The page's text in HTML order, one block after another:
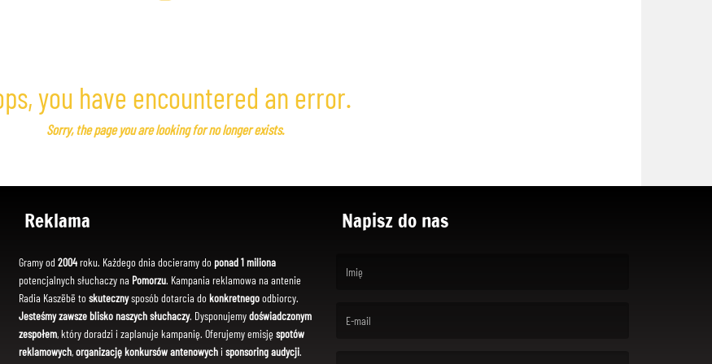
you have encountered an error.
Sorry, the page you are looking for no longer exists.
Reklama
Gramy od 2004roku. Każdego dnia docieramy do ponad 1 miliona
potencjalnych słuchaczy na Pomorzu. Kampania reklamowa na antenie
Radia Kaszëbë toskutecznysposób dotarcia dokonkretnegoodbiorcy.
Jesteśmy zawsze blisko naszych słuchaczy. Dysponujemydoświadczonym
zespołem, który doradzi i zaplanuje kampanię. Oferujemy emisję spotów
reklamowych,organizację konkursów antenowychi sponsoring audycji.
Napisz do nas